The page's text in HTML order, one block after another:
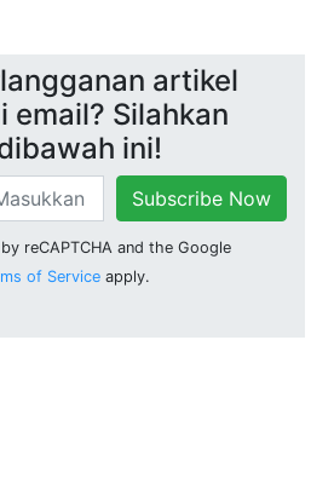
artikel
email? Silahkan
ini!
Subscribe Now
reCAPTCHA and the Google
of Service apply.